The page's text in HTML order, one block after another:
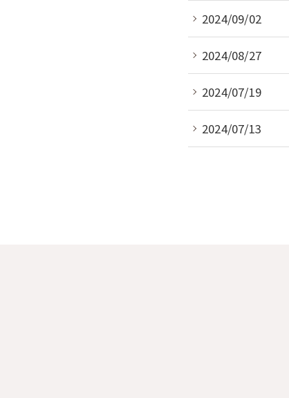
2024/09/02
2024/08/27
2024/07/19
2024/07/13